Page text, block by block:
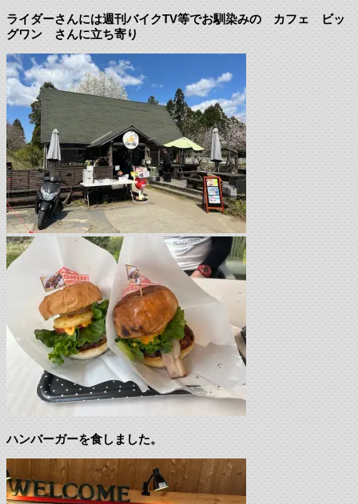
ライダーさんには週刊バイクTV等でお馴染みの カフェ ビッ
グワン さんに立ち寄り
ハンバーガーを食しました。